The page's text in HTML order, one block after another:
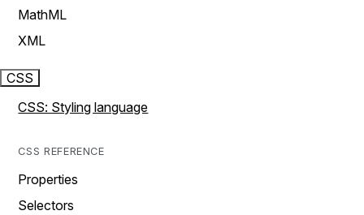
MathML
XML
CSS
CSS: Styling language
CSS REFERENCE
Properties
Selectors